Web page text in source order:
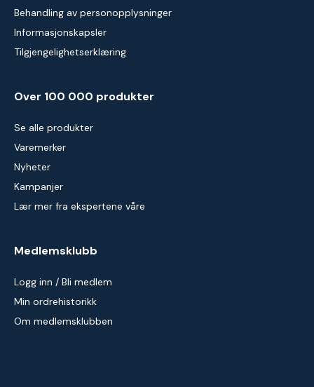
Behandling av personopplysninger
Informasjonskapsler
Tilgjengelighetserklæring
Over 100 000 produkter
Se alle produkter
Varemerker
Nyheter
Kampanjer
Lær mer fra ekspertene våre
Medlemsklubb
Logg inn / Bli medlem
Min ordrehistorikk
Om medlemsklubben